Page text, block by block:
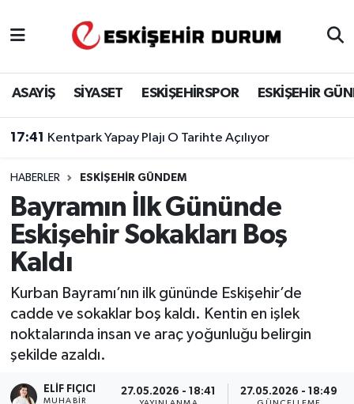
ASAYİŞ SİYASET ESKİŞEHİRSPOR ESKİŞEHİR
17:41 Kentpark Yapay Plajı O Tarihte Açılıyor
HABERLER ESKIŞEHIR GÜNDEM
Bayramın İlk Gününde
Eskişehir Sokakları Boş
Kaldı
Kurban Bayramı’nın ilk gününde Eskişehir’de
cadde ve sokaklar boş kaldı. Kentin en işlek
noktalarında insan ve araç yoğunluğu belirgin
şekilde azaldı.
ELIF FIÇICI
MUHABIR
27.05.2026 - 18:41 27.05.2026 - 18:49
Eskişehir Hava Durumu
Eskişehir Namaz Vakitleri
Eskişehir Trafik Yoğunluk Haritası
Süper Lig Puan Durumu ve Fikstür
Tüm Manşetler
Son Dakika Haberleri
Haber Arşivi